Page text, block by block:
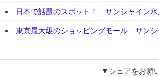
日本で話題のスポット！ サンシャイン水
東京最大級のショッピングモール サン
▼シェアをお願